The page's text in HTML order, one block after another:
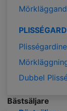
Dubbel
Bästsäljare